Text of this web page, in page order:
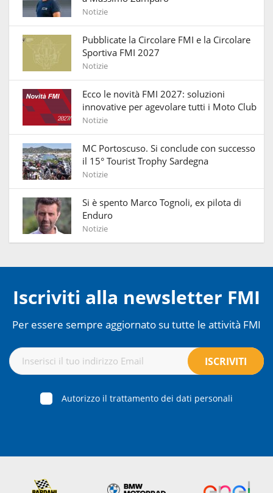
Notizie
Pubblicate la Circolare FMI e la Circolare
Sportiva FMI 2027
Notizie
Ecco le novità FMI 2027: soluzioni
innovative per agevolare tutti i Moto Club
Notizie
MC Portoscuso. Si conclude con successo
il 15° Tourist Trophy Sardegna
Notizie
Si è spento Marco Tognoli, ex pilota di
Enduro
Notizie
Iscriviti alla newsletter FMI
Per essere sempre aggiornato su tutte le attività FMI
Autorizzo il trattamento dei dati personali